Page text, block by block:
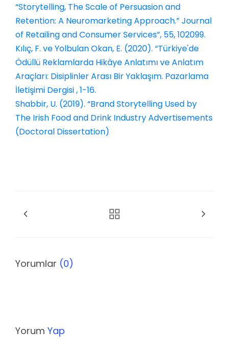
“Storytelling, The Scale of Persuasion and
Retention: A Neuromarketing Approach.” Journal
of Retailing and Consumer Services”, 55, 102099.
Kılıç, F. ve Yolbulan Okan, E. (2020). “Türkiye'de
Ödüllü Reklamlarda Hikâye Anlatımı ve Anlatım
Araçları: Disiplinler Arası Bir Yaklaşım. Pazarlama
İletişimi Dergisi , 1-16.
Shabbir, U. (2019). “Brand Storytelling Used by
The Irish Food and Drink Industry Advertisements
(Doctoral Dissertation)
Yorumlar (0)
Yorum Yap